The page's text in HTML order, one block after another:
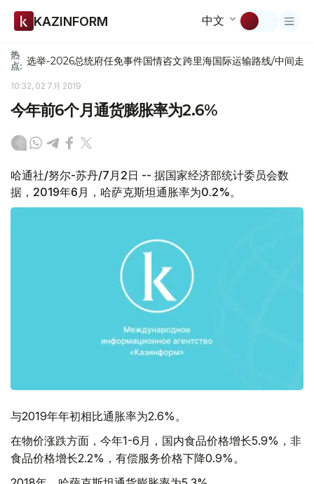
KAZINFORM 中文
热
点: 选举-2026总统府任免事件国情咨文跨里海国际运输路线/中间走廊
10:32, 02 7月 2019
今年前6个月通货膨胀率为2.6%
哈通社/努尔-苏丹/7月2日 -- 据国家经济部统计委员会数
据，2019年6月，哈萨克斯坦通胀率为0.2%。
与2019年年初相比通胀率为2.6%。
在物价涨跌方面，今年1-6月，国内食品价格增长5.9%，非
食品价格增长2.2%，有偿服务价格下降0.9%。